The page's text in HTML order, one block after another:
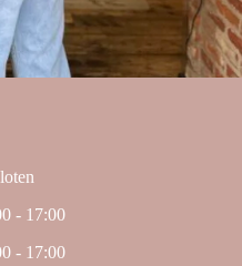
- 17:00
- 17:00